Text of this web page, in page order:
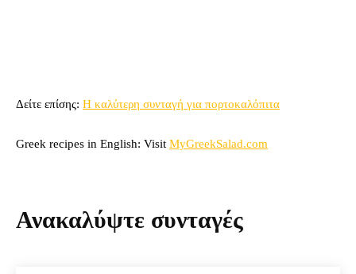
Δείτε επίσης: Η καλύτερη συνταγή για πορτοκαλόπιτα
Greek recipes in English: Visit MyGreekSalad.com
Ανακαλύψτε συνταγές